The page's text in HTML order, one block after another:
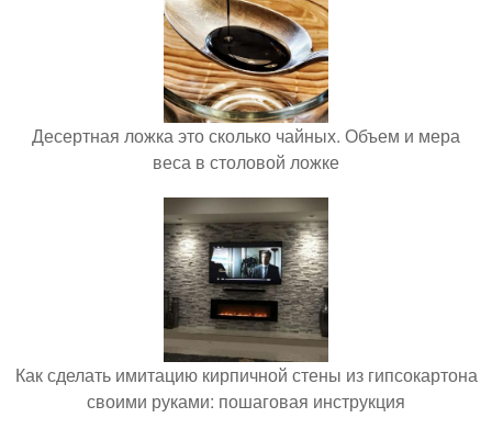
Десертная ложка это сколько чайных. Объем и мера
веса в столовой ложке
Как сделать имитацию кирпичной стены из гипсокартона
своими руками: пошаговая инструкция